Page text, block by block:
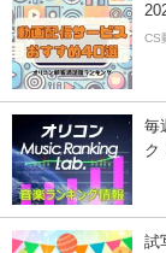
CS
毎
ク
試